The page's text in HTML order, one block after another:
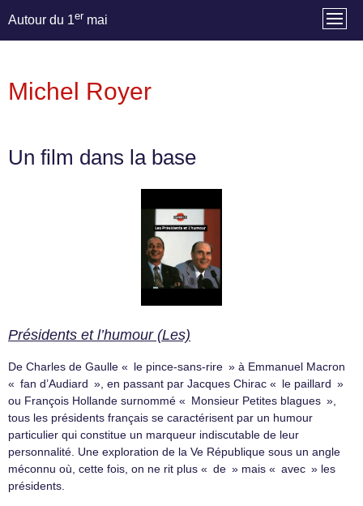
Autour du 1er mai
Michel Royer
Un film dans la base
Présidents et l’humour (Les)
De Charles de Gaulle « le pince-sans-rire » à Emmanuel Macron
« fan d’Audiard », en passant par Jacques Chirac « le paillard »
ou François Hollande surnommé « Monsieur Petites blagues »,
tous les présidents français se caractérisent par un humour
particulier qui constitue un marqueur indiscutable de leur
personnalité. Une exploration de la Ve République sous un angle
méconnu où, cette fois, on ne rit plus « de » mais « avec » les
présidents.